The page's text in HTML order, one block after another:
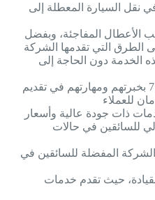
نقل السيارة المعطلة إلى
الأعطال المفاجئة، وبفضل
التي تقدمها الشركة
الخدمة دون الحاجة إلى
يتميز فريق عمل شركة ونش777 بخبرتهم ومهارتهم في تقديم
للعملاء
ذات جودة عالية وأسعار
للسائقين في حالات
ونش777 تعتبر الشركة المفضلة للسائقين في
حيث تقدم خدمات